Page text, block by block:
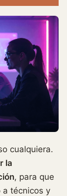
cualquiera.
la
, para que
a técnicos y